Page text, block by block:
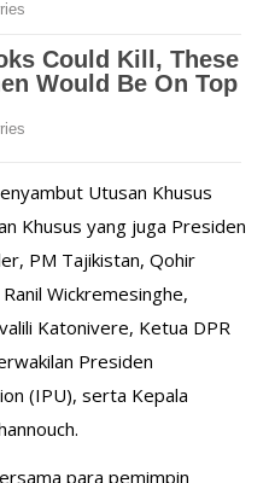
Utusan Khusus
Khusus yang juga Presiden
PM Tajikistan, Qohir
Wickremesinghe,
Katonivere, Ketua DPR
Presiden
(IPU), serta Kepala
para pemimpin